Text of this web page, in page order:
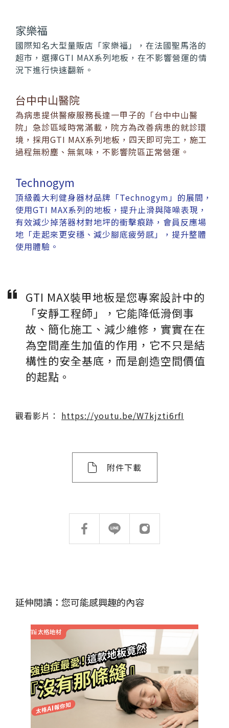
搜尋
熱門搜尋 太格AI報你知 隔音建材
ESG
家樂福
國際知名大型量販店「家樂福」，在法國聖馬洛的
超市，選擇GTI MAX系列地板，在不影響營運的情
況下進行快速翻新。
台中中山醫院
為病患提供醫療服務長達一甲子的「台中中山醫
院」急診區域時常滿載，院方為改善病患的就診環
境，採用GTI MAX系列地板，四天即可完工，施工
過程無粉塵、無氣味，不影響院區正常營運。
Technogym
頂級義大利健身器材品牌「Technogym」的展間，
使用GTI MAX系列的地板，提升止滑與降噪表現，
有效減少掉落器材對地坪的衝擊痕跡，會員反應場
地「走起來更安穩、減少腳底疲勞感」，提升整體
使用體驗。
GTI MAX裝甲地板是您專案設計中的
「安靜工程師」，它能降低滑倒事
故、簡化施工、減少維修，實實在在
為空間產生加值的作用，它不只是結
構性的安全基底，而是創造空間價值
的起點。
觀看影片： https://youtu.be/W7kjzti6rfI
附件下載
延伸閱讀：您可能感興趣的內容